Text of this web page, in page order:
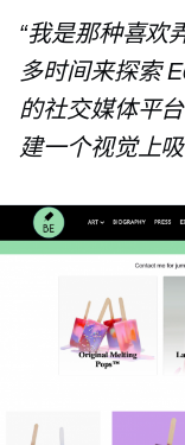
“我是那种喜欢
多时间来探索
的社交媒体平
建一个视觉上